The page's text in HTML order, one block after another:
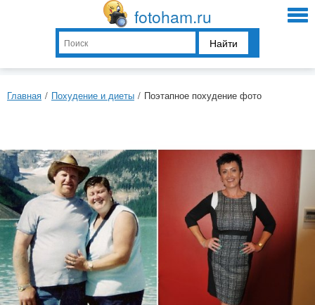
fotoham.ru
Найти
Главная / Похудение и диеты / Поэтапное похудение фото